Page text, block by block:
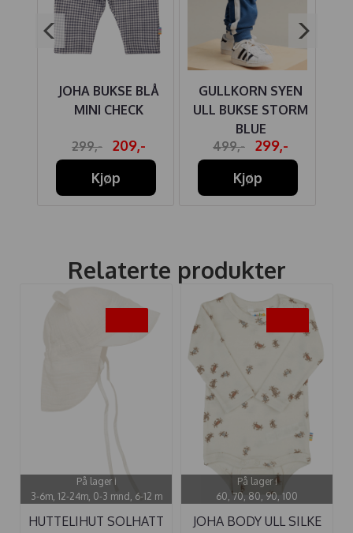
JOHA BUKSE BLÅ
MINI CHECK
299,-
209,-
Kjøp
GULLKORN SYEN
ULL BUKSE STORM
BLUE
499,-
299,-
Kjøp
Relaterte produkter
På lager i
3-6m, 12-24m, 0-3 mnd, 6-12 m
HUTTELIHUT SOLHATT
På lager i
60, 70, 80, 90, 100
JOHA BODY ULL SILKE